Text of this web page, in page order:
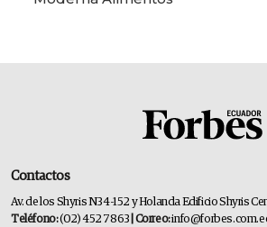
Contactos
Av. de los Shyris N34-152 y Holanda Edificio Shyris
Teléfono:(02) 452 7863 | Correo: